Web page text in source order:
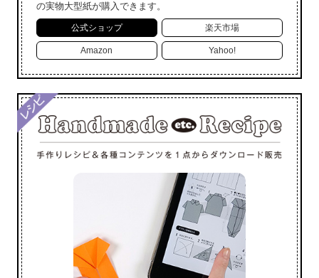
の実物大型紙が購入できます。
公式ショップ 楽天市場
Amazon Yahoo!